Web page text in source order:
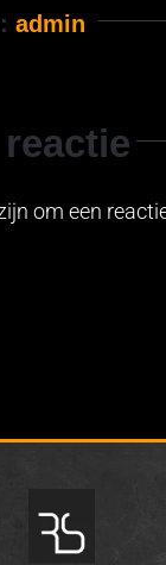
admin
om een